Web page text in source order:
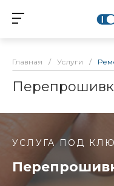
Главная / Услуги /
УСЛУГА ПОД